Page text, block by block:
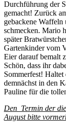
Durchführung der
gemacht! Zurück
gebackene
schmecken. Mario
später
Gartenkinder vom
Eier darauf bemalt
Schön, dass ihr
Sommerfest!
demnächst in den
Pauline für die
Den Termin der
August bitte